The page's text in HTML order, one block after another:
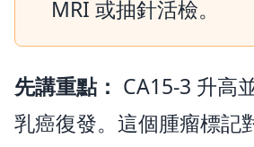
MRI 或抽針活檢。
先講重點： CA15-3 升高
乳癌復發。這個腫瘤標記